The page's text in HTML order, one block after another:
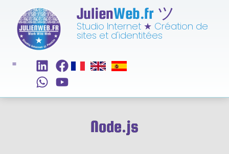
JulienWeb.fr ツ
Studio Internet ★ Création de
sites et d'identitées
Node.js